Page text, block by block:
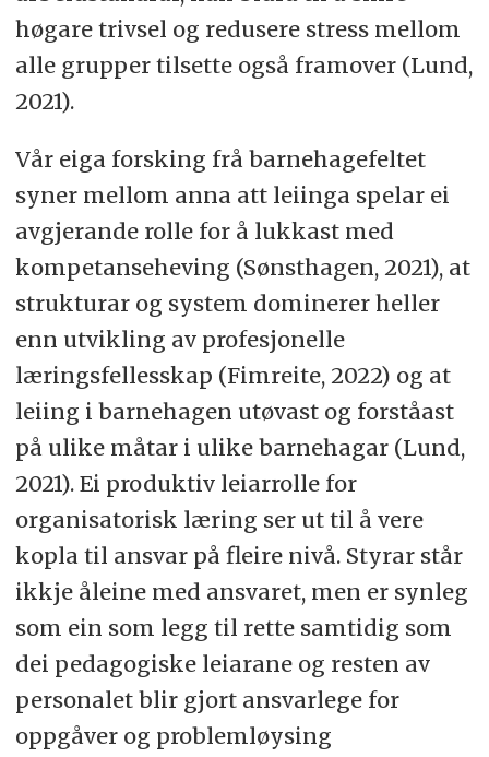
høgare trivsel og redusere stress mellom
alle grupper tilsette også framover (Lund,
2021).
Vår eiga forsking frå barnehagefeltet
syner mellom anna att leiinga spelar ei
avgjerande rolle for å lukkast med
kompetanseheving (Sønsthagen, 2021), at
strukturar og system dominerer heller
enn utvikling av profesjonelle
læringsfellesskap (Fimreite, 2022) og at
leiing i barnehagen utøvast og forståast
på ulike måtar i ulike barnehagar (Lund,
2021). Ei produktiv leiarrolle for
organisatorisk læring ser ut til å vere
kopla til ansvar på fleire nivå. Styrar står
ikkje åleine med ansvaret, men er synleg
som ein som legg til rette samtidig som
dei pedagogiske leiarane og resten av
personalet blir gjort ansvarlege for
oppgåver og problemløysing